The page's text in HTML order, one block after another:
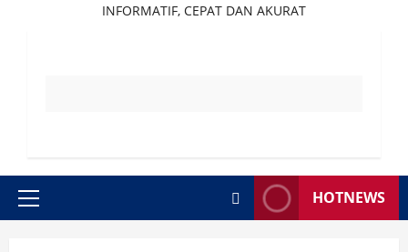
INFORMATIF, CEPAT DAN AKURAT
Primary
HOTNEWS